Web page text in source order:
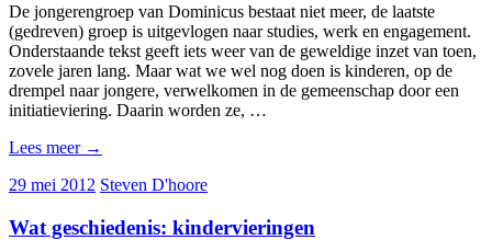
De jongerengroep van Dominicus bestaat niet meer, de laatste
(gedreven) groep is uitgevlogen naar studies, werk en engagement.
Onderstaande tekst geeft iets weer van de geweldige inzet van toen,
zovele jaren lang. Maar wat we wel nog doen is kinderen, op de
drempel naar jongere, verwelkomen in de gemeenschap door een
initiatieviering. Daarin worden ze, …
Lees meer →
29 mei 2012 Steven D'hoore
Wat geschiedenis: kindervieringen